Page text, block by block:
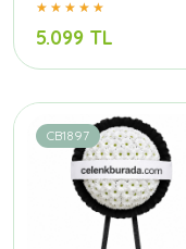
5.099 TL
CB1897